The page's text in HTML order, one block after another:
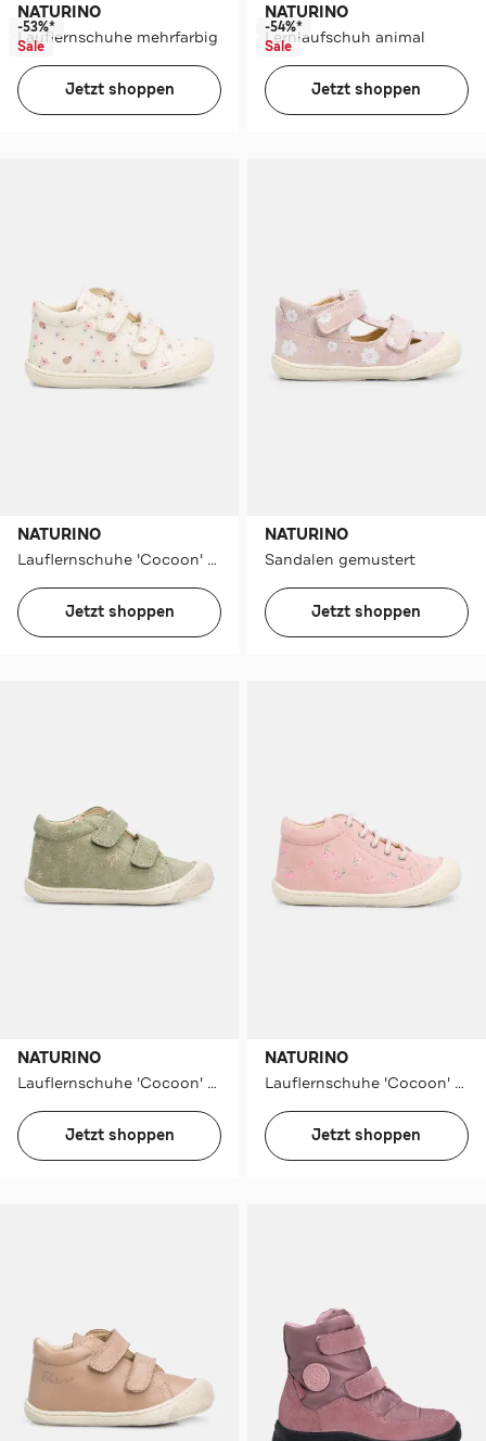
NATURINO
Lauflernschuhe mehrfarbig
-53%*
Sale
Jetzt shoppen
NATURINO
Lernlaufschuh animal
-54%*
Sale
Jetzt shoppen
NATURINO
Lauflernschuhe 'Cocoon' weiß
Jetzt shoppen
NATURINO
Sandalen gemustert
Jetzt shoppen
NATURINO
Lauflernschuhe 'Cocoon' graugrün
Jetzt shoppen
NATURINO
Lauflernschuhe 'Cocoon' altrosa
Jetzt shoppen